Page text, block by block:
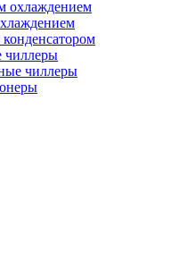
охлаждением
чиллеры
чиллеры